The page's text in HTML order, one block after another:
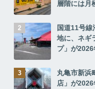
層階には月
国道11号
地に、ネギ
プ」が2026
丸亀市新浜
店」が